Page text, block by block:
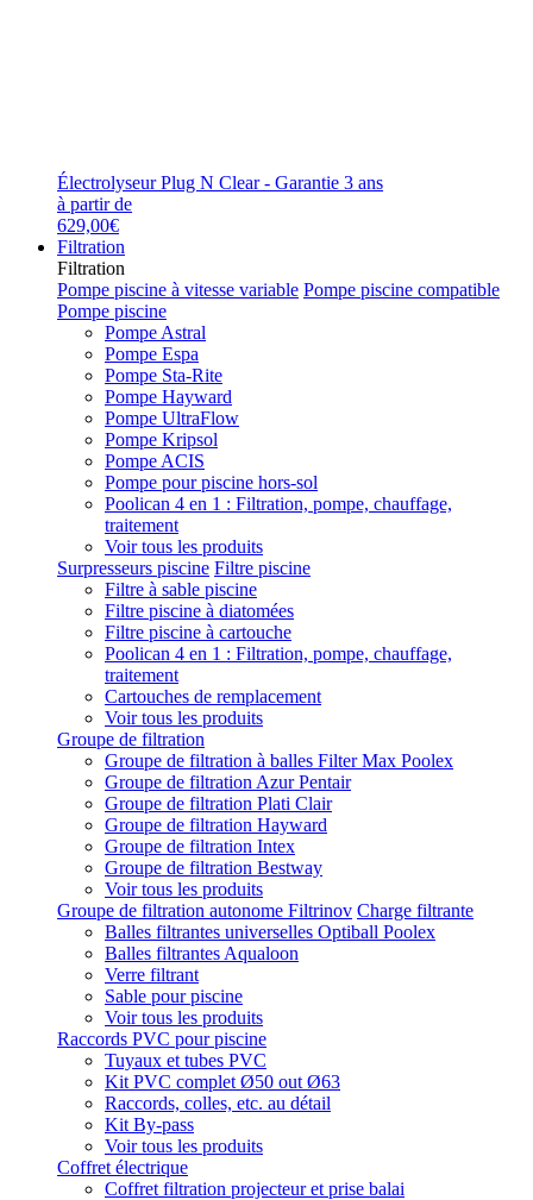
Électrolyseur Plug N Clear - Garantie 3 ans
à partir de
629,00€
Filtration
Filtration
Pompe piscine à vitesse variable Pompe piscine compatible
Pompe piscine
Pompe Astral
Pompe Espa
Pompe Sta-Rite
Pompe Hayward
Pompe UltraFlow
Pompe Kripsol
Pompe ACIS
Pompe pour piscine hors-sol
Poolican 4 en 1 : Filtration, pompe, chauffage,
traitement
Voir tous les produits
Surpresseurs piscine Filtre piscine
Filtre à sable piscine
Filtre piscine à diatomées
Filtre piscine à cartouche
Poolican 4 en 1 : Filtration, pompe, chauffage,
traitement
Cartouches de remplacement
Voir tous les produits
Groupe de filtration
Groupe de filtration à balles Filter Max Poolex
Groupe de filtration Azur Pentair
Groupe de filtration Plati Clair
Groupe de filtration Hayward
Groupe de filtration Intex
Groupe de filtration Bestway
Voir tous les produits
Groupe de filtration autonome Filtrinov Charge filtrante
Balles filtrantes universelles Optiball Poolex
Balles filtrantes Aqualoon
Verre filtrant
Sable pour piscine
Voir tous les produits
Raccords PVC pour piscine
Tuyaux et tubes PVC
Kit PVC complet Ø50 out Ø63
Raccords, colles, etc. au détail
Kit By-pass
Voir tous les produits
Coffret électrique
Coffret filtration projecteur et prise balai